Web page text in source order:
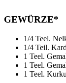
GEWÜRZE*
1/4 Teel.
1/4 Teil.
1 Teel.
1 Teel.
1 Teel.